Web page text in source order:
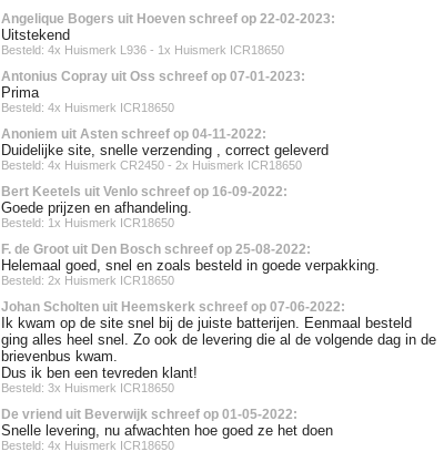
Angelique Bogers uit Hoeven schreef op 22-02-2023:
Uitstekend
Besteld: 4x Huismerk L936 - 1x Huismerk ICR18650
Antonius Copray uit Oss schreef op 07-01-2023:
Prima
Besteld: 4x Huismerk ICR18650
Anoniem uit Asten schreef op 04-11-2022:
Duidelijke site, snelle verzending , correct geleverd
Besteld: 4x Huismerk CR2450 - 2x Huismerk ICR18650
Bert Keetels uit Venlo schreef op 16-09-2022:
Goede prijzen en afhandeling.
Besteld: 1x Huismerk ICR18650
F. de Groot uit Den Bosch schreef op 25-08-2022:
Helemaal goed, snel en zoals besteld in goede verpakking.
Besteld: 2x Huismerk ICR18650
Johan Scholten uit Heemskerk schreef op 07-06-2022:
Ik kwam op de site snel bij de juiste batterijen. Eenmaal besteld
ging alles heel snel. Zo ook de levering die al de volgende dag in de
brievenbus kwam.
Dus ik ben een tevreden klant!
Besteld: 3x Huismerk ICR18650
De vriend uit Beverwijk schreef op 01-05-2022:
Snelle levering, nu afwachten hoe goed ze het doen
Besteld: 4x Huismerk ICR18650